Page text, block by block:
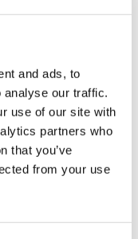
and ads, to
analyse our traffic.
use of our site with
partners who
that you’ve
from your use